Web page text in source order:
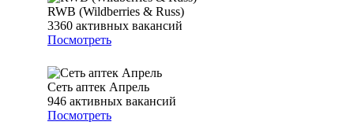
RWB (Wildberries & Russ)
3360 активных вакансий
Посмотреть
Сеть аптек Апрель
946 активных вакансий
Посмотреть